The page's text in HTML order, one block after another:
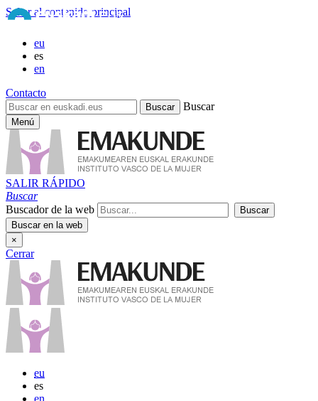
Saltar al contenido principal
eu
es
en
Contacto
Buscar
Menú
SALIR RÁPIDO
Buscar
Buscador de la web
×
Cerrar
eu
es
en